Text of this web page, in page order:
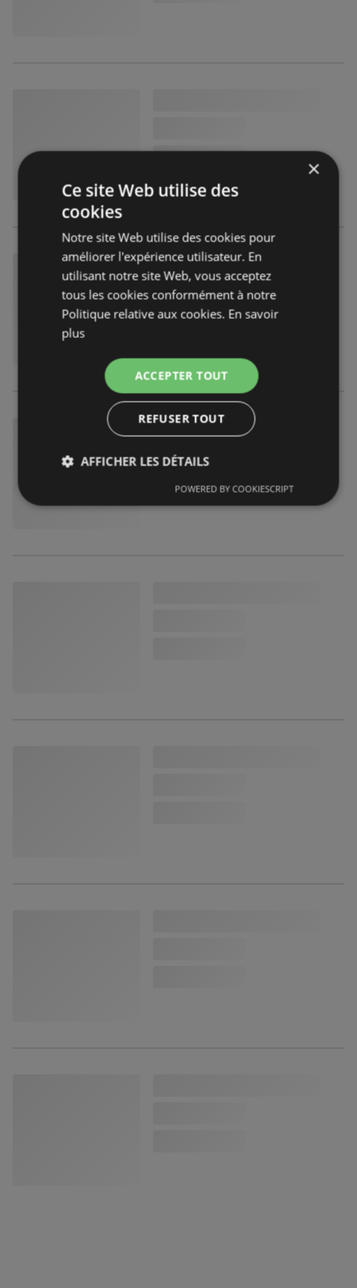
×
Ce site Web utilise des
cookies
Notre site Web utilise des cookies pour
améliorer l'expérience utilisateur. En
utilisant notre site Web, vous acceptez
tous les cookies conformément à notre
Politique relative aux cookies. En savoir
plus
ACCEPTER TOUT
REFUSER TOUT
AFFICHER LES DÉTAILS
POWERED BY COOKIESCRIPT